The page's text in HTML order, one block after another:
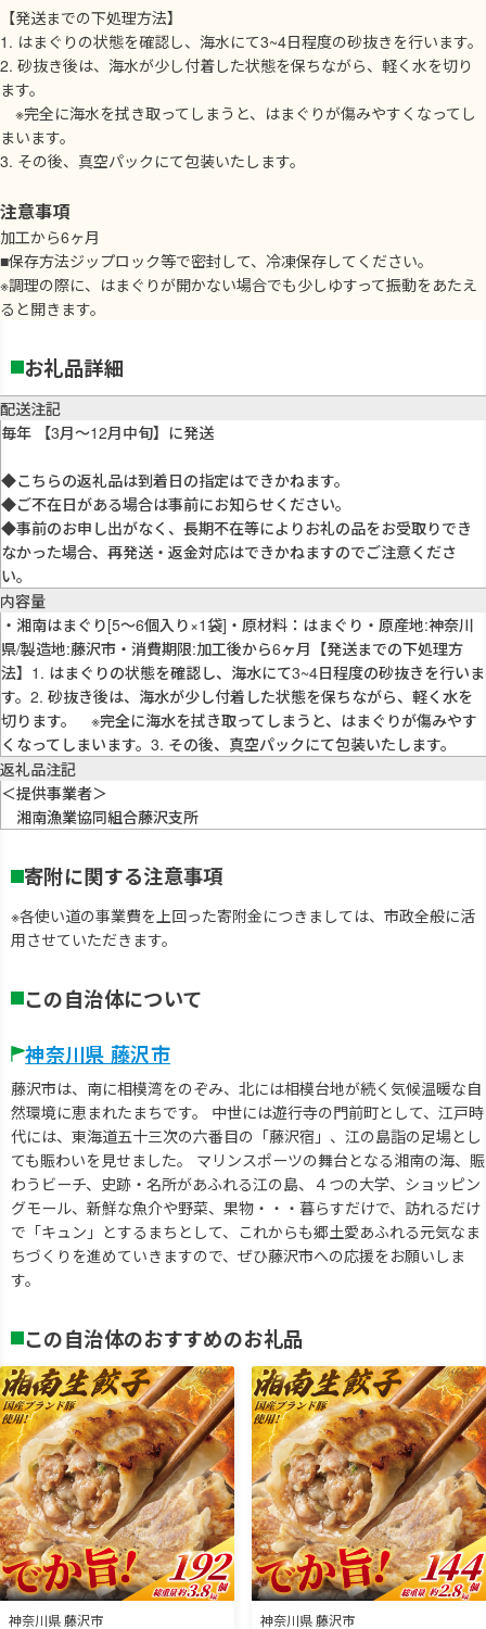
【発送までの下処理方法】
1. はまぐりの状態を確認し、海水にて3~4日程度の砂抜きを行います。
2. 砂抜き後は、海水が少し付着した状態を保ちながら、軽く水を切り
ます。
※完全に海水を拭き取ってしまうと、はまぐりが傷みやすくなってし
まいます。
3. その後、真空パックにて包装いたします。
注意事項
加工から6ヶ月
■保存方法ジップロック等で密封して、冷凍保存してください。
※調理の際に、はまぐりが開かない場合でも少しゆすって振動をあたえ
ると開きます。
お礼品詳細
配送注記
毎年 【3月～12月中旬】に発送
◆こちらの返礼品は到着日の指定はできかねます。
◆ご不在日がある場合は事前にお知らせください。
◆事前のお申し出がなく、長期不在等によりお礼の品をお受取りでき
なかった場合、再発送・返金対応はできかねますのでご注意くださ
い。
内容量
・湘南はまぐり[5～6個入り×1袋]・原材料：はまぐり・原産地:神奈川
県/製造地:藤沢市・消費期限:加工後から6ヶ月【発送までの下処理方
法】1. はまぐりの状態を確認し、海水にて3~4日程度の砂抜きを行いま
す。2. 砂抜き後は、海水が少し付着した状態を保ちながら、軽く水を
切ります。 ※完全に海水を拭き取ってしまうと、はまぐりが傷みやす
くなってしまいます。3. その後、真空パックにて包装いたします。
返礼品注記
＜提供事業者＞
湘南漁業協同組合藤沢支所
寄附に関する注意事項
※各使い道の事業費を上回った寄附金につきましては、市政全般に活
用させていただきます。
この自治体について
神奈川県 藤沢市
藤沢市は、南に相模湾をのぞみ、北には相模台地が続く気候温暖な自
然環境に恵まれたまちです。 中世には遊行寺の門前町として、江戸時
代には、東海道五十三次の六番目の「藤沢宿」、江の島詣の足場とし
ても賑わいを見せました。 マリンスポーツの舞台となる湘南の海、賑
わうビーチ、史跡・名所があふれる江の島、４つの大学、ショッピン
グモール、新鮮な魚介や野菜、果物・・・暮らすだけで、訪れるだけ
で「キュン」とするまちとして、これからも郷土愛あふれる元気なま
ちづくりを進めていきますので、ぜひ藤沢市への応援をお願いしま
す。
この自治体のおすすめのお礼品
神奈川県 藤沢市 神奈川県 藤沢市